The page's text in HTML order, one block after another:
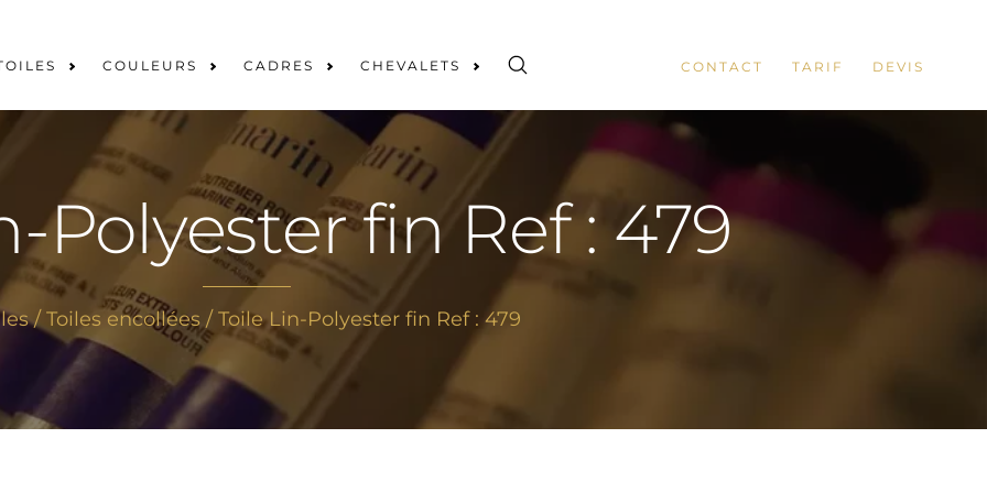
COULEURS CADRES CHEVALETS CONTACT TARIF DEVIS
Polyester fin Ref : 479
/ Toiles encollées/ Toile Lin-Polyester fin Ref : 479